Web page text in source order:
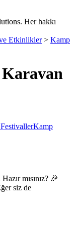
Her hakkı
Etkinlikler> Kamp
Kamp
mısınız? 🎉
siz de